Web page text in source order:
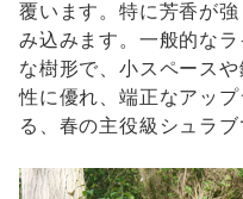
覆います。特に芳香が
み込みます。一般的な
な樹形で、小スペース
性に優れ、端正なアッ
る、春の主役級シュラブ